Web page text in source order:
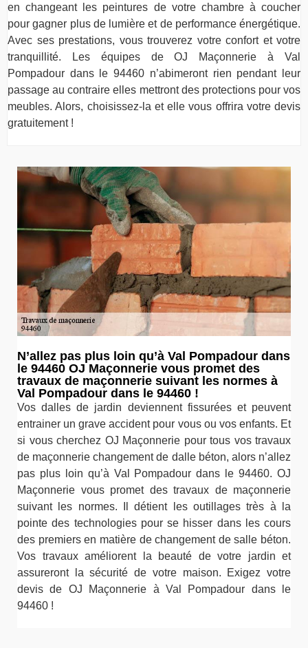
en changeant les peintures de votre chambre à coucher
pour gagner plus de lumière et de performance énergétique.
Avec ses prestations, vous trouverez votre confort et votre
tranquillité. Les équipes de OJ Maçonnerie à Val
Pompadour dans le 94460 n’abimeront rien pendant leur
passage au contraire elles mettront des protections pour vos
meubles. Alors, choisissez-la et elle vous offrira votre devis
gratuitement !
N’allez pas plus loin qu’à Val Pompadour dans
le 94460 OJ Maçonnerie vous promet des
travaux de maçonnerie suivant les normes à
Val Pompadour dans le 94460 !
Vos dalles de jardin deviennent fissurées et peuvent
entrainer un grave accident pour vous ou vos enfants. Et
si vous cherchez OJ Maçonnerie pour tous vos travaux
de maçonnerie changement de dalle béton, alors n’allez
pas plus loin qu’à Val Pompadour dans le 94460. OJ
Maçonnerie vous promet des travaux de maçonnerie
suivant les normes. Il détient les outillages très à la
pointe des technologies pour se hisser dans les cours
des premiers en matière de changement de salle béton.
Vos travaux améliorent la beauté de votre jardin et
assureront la sécurité de votre maison. Exigez votre
devis de OJ Maçonnerie à Val Pompadour dans le
94460 !